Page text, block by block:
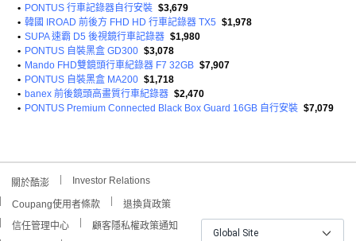
• PONTUS 行車記錄器自行安裝 $3,679
• 韓國 IROAD 前後方 FHD HD 行車記錄器 TX5 $1,978
• SUPA 速霸 D5 後視鏡行車記錄器 $1,980
• PONTUS 自裝黑盒 GD300 $3,078
• Mando FHD雙鏡頭行車紀錄器 F7 32GB $7,907
• PONTUS 自裝黑盒 MA200 $1,718
• banex 前後鏡頭高畫質行車紀錄器 $2,470
• PONTUS Premium Connected Black Box Guard 16GB 自行安裝 $7,079
關於酷澎 Investor Relations
Coupang使用者條款
退換貨政策
信任管理中心
顧客隱私權政策通知
Global Site